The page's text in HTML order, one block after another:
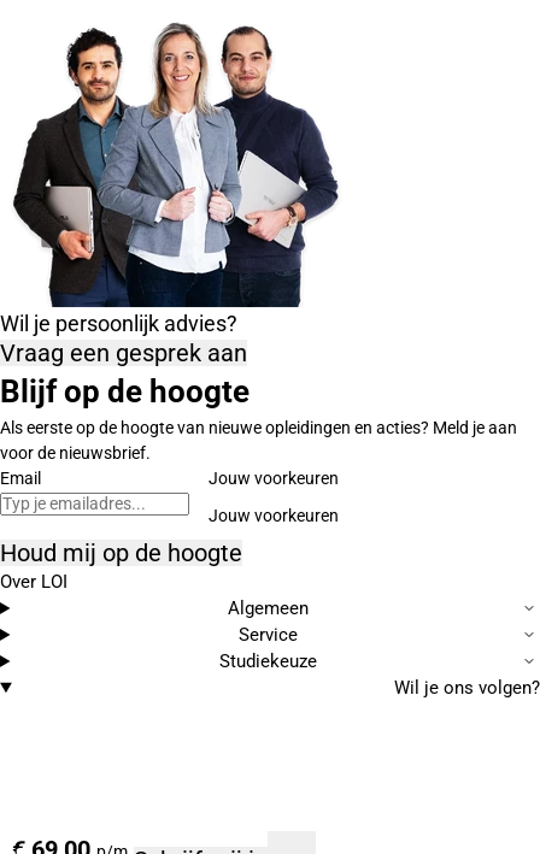
Wil je persoonlijk advies?
Vraag een gesprek aan
Blijf op de hoogte
Als eerste op de hoogte van nieuwe opleidingen en acties? Meld je aan
voor de nieuwsbrief.
Email
Jouw voorkeuren
Houd mij op de hoogte
Over LOI
Algemeen
Service
Studiekeuze
Wil je ons volgen?